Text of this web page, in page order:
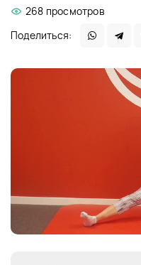
268 просмотров
Поделиться: